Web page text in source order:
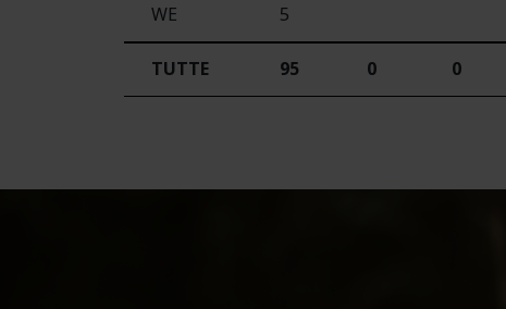
WE 5
TUTTE 95 0 0